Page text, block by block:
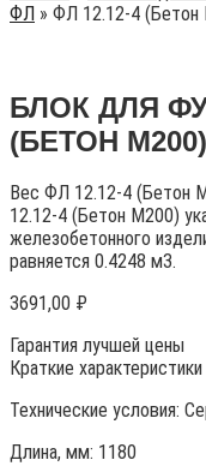
ФЛ » ФЛ 12.12-4 (Бетон
БЛОК ДЛЯ
(БЕТОН М200)
Вес ФЛ 12.12-4 (Бетон
12.12-4 (Бетон М200)
железобетонного
равняется 0.4248 м3.
3691,00 ₽
Гарантия лучшей цены
Краткие характеристики
Технические условия:
Длина, мм: 1180